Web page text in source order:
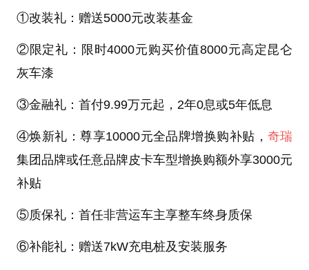
①改装礼：赠送5000元改装基金
②限定礼：限时4000元购买价值8000元高定昆仑
灰车漆
③金融礼：首付9.99万元起，2年0息或5年低息
④焕新礼：尊享10000元全品牌增换购补贴，奇瑞
集团品牌或任意品牌皮卡车型增换购额外享3000元
补贴
⑤质保礼：首任非营运车主享整车终身质保
⑥补能礼：赠送7kW充电桩及安装服务